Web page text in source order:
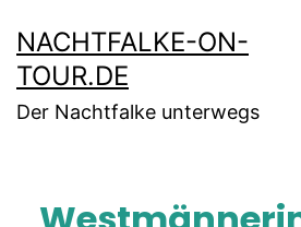
NACHTFALKE-ON-
TOUR.DE
Der Nachtfalke unterwegs